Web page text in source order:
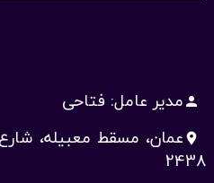
person مدیر عامل: فتاحی
place
2438